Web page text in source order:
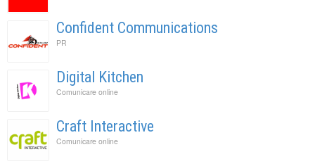
Confident Communications
PR
Digital Kitchen
Comunicare online
Craft Interactive
Comunicare online